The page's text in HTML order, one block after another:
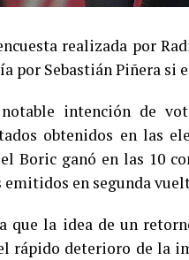
realizada por
por Sebastián Piñera si
intención de
obtenidos en las
Boric ganó en las 10
emitidos en segunda
que la idea de un
rápido deterioro de la